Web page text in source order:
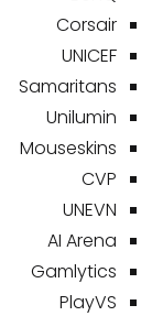
Corsair
UNICEF
Samaritans
Unilumin
Mouseskins
CVP
UNEVN
AI Arena
Gamlytics
PlayVS